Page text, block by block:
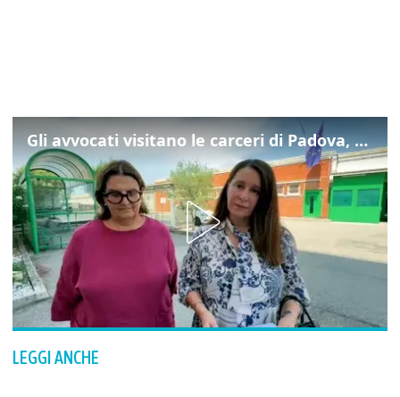
Gli avvocati visitano le carceri di Padova, ecco cosa hanno trovato
LEGGI ANCHE